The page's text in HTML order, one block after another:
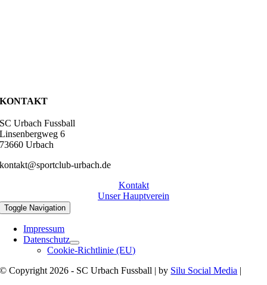
KONTAKT
SC Urbach Fussball
Linsenbergweg 6
73660 Urbach
kontakt@sportclub-urbach.de
Kontakt
Unser Hauptverein
Toggle Navigation
Impressum
Datenschutz
Cookie-Richtlinie (EU)
© Copyright 2026 - SC Urbach Fussball | by Silu Social Media |